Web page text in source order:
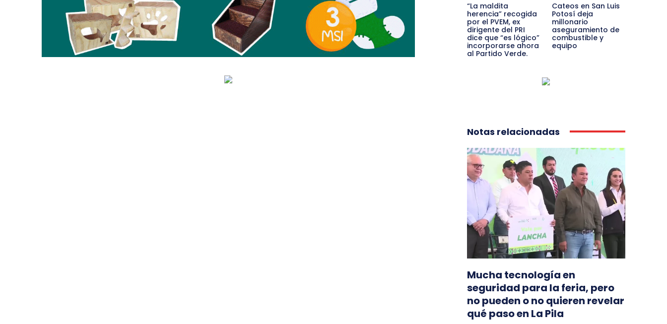
“La maldita
herencia” recogida
por el PVEM, ex
dirigente del PRI
dice que “es lógico”
incorporarse ahora
al Partido Verde.
Cateos en San Luis
Potosí deja
millonario
aseguramiento de
combustible y
equipo
Notas relacionadas
Mucha tecnología en
seguridad para la feria, pero
no pueden o no quieren revelar
qué paso en La Pila